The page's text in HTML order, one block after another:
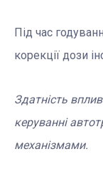
Під час
корекції дози
Здатність
керуванні
механізмами.